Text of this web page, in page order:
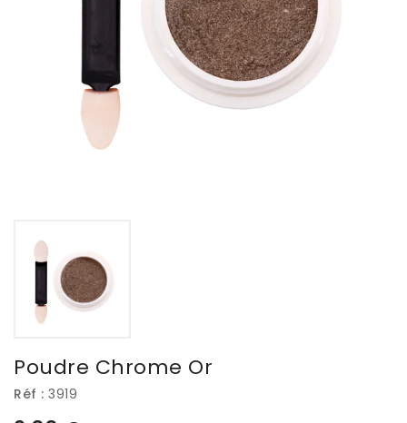
Poudre Chrome Or
Réf : 3919